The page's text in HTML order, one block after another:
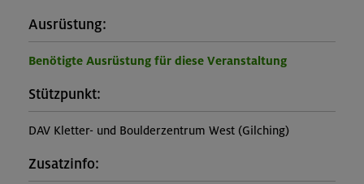
Ausrüstung:
Benötigte Ausrüstung für diese Veranstaltung
Stützpunkt:
DAV Kletter- und Boulderzentrum West (Gilching)
Zusatzinfo: